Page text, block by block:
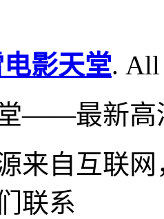
影天堂. All
——最新高
来自互联
联系